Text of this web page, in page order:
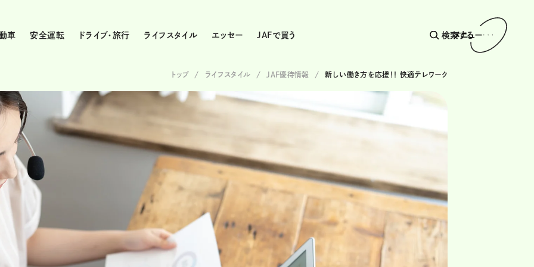
車 安全運転 ドライブ・旅行 ライフスタイル エッセー JAFで買う 検索する
メニュー
トップ ライフスタイル JAF優待情報 新しい働き方を応援！！ 快適テレワーク